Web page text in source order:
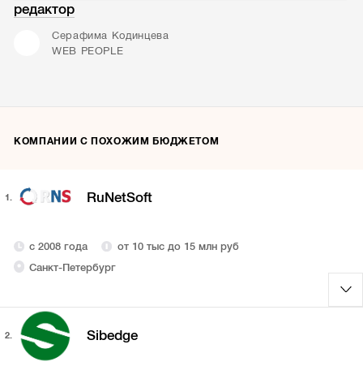
редактор
Серафима Кодинцева
WEB PEOPLE
КОМПАНИИ С ПОХОЖИМ БЮДЖЕТОМ
1. RuNetSoft
с 2008 года
от 10 тыс до 15 млн руб
Санкт-Петербург
2. Sibedge